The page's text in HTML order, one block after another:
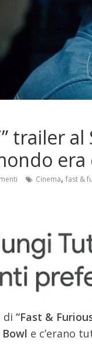
trailer
era
Cinema, fast &
di “Fast &
Bowl e c’erano